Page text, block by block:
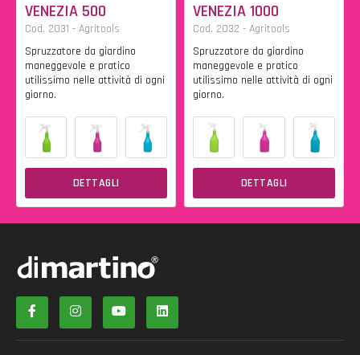
VENEZIA 500
Cod. 2031 - Agritools
Spruzzatore da giardino
maneggevole e pratico
utilissimo nelle attività di ogni
giorno.
DETTAGLI
VENEZIA 1000
Cod. 2032 - Agritools
Spruzzatore da giardino
maneggevole e pratico
utilissimo nelle attività di ogni
giorno.
DETTAGLI